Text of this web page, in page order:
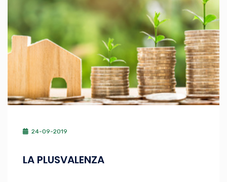
24-09-2019
LA PLUSVALENZA